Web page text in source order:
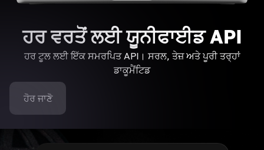
ਹਰ ਵਰਤੋਂ ਲਈ ਯੂਨੀਫਾਈਡ API
ਹਰ ਟੂਲ ਲਈ ਇੱਕ ਸਮਰਪਿਤ API। ਸਰਲ, ਤੇਜ਼ ਅਤੇ ਪੂਰੀ ਤਰ੍ਹਾਂ
ਡਾਕੂਮੈਂਟਿਡ
ਹੋਰ ਜਾਣੋ